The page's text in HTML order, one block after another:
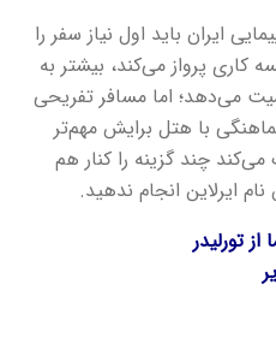
ایران باید اول نیاز سفر را
پرواز می‌کند، بیشتر به
می‌دهد؛ اما مسافر تفریحی
با هتل برایش مهم‌تر
چند گزینه را کنار هم
ایرلاین انجام ندهید.
تورلیدر